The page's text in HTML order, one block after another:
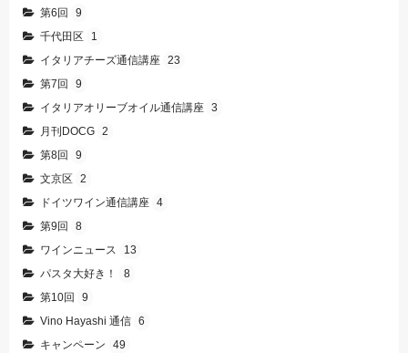
第6回
9
千代田区
1
イタリアチーズ通信講座 23
第7回
9
イタリアオリーブオイル通信講座 3
月刊DOCG 2
第8回
9
文京区
2
ドイツワイン通信講座 4
第9回
8
ワインニュース
13
パスタ大好き！
8
第10回
9
Vino Hayashi 通信 6
キャンペーン
49